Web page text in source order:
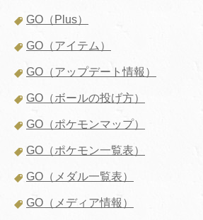
GO（Plus）
GO（アイテム）
GO（アップデート情報）
GO（ボールの投げ方）
GO（ポケモンマップ）
GO（ポケモン一覧表）
GO（メダル一覧表）
GO（メディア情報）